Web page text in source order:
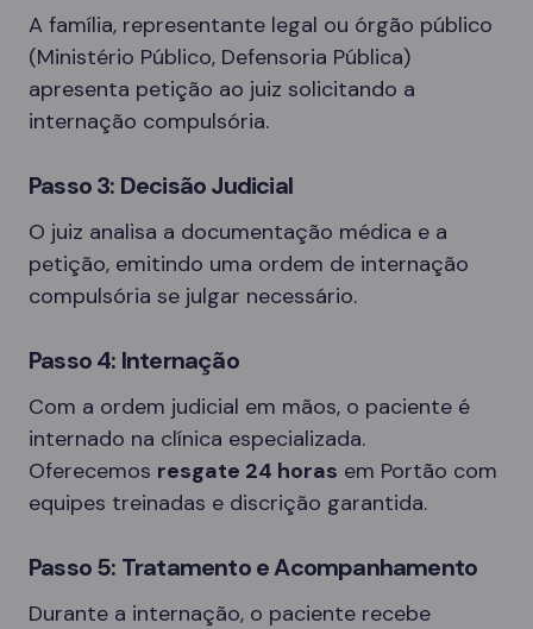
A família, representante legal ou órgão público
(Ministério Público, Defensoria Pública)
apresenta petição ao juiz solicitando a
internação compulsória.
Passo 3: Decisão Judicial
O juiz analisa a documentação médica e a
petição, emitindo uma ordem de internação
compulsória se julgar necessário.
Passo 4: Internação
Com a ordem judicial em mãos, o paciente é
internado na clínica especializada.
Oferecemos resgate 24 horas em Portão com
equipes treinadas e discrição garantida.
Passo 5: Tratamento e Acompanhamento
Durante a internação, o paciente recebe